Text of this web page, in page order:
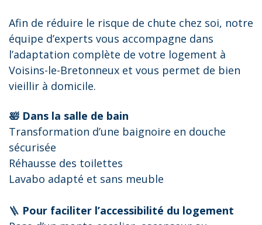
Afin de réduire le risque de chute chez soi, notre
équipe d’experts vous accompagne dans
l’adaptation complète de votre logement à
Voisins-le-Bretonneux et vous permet de bien
vieillir à domicile.
🛀 Dans la salle de bain
Transformation d’une baignoire en douche
sécurisée
Réhausse des toilettes
Lavabo adapté et sans meuble
🪜 Pour faciliter l’accessibilité du logement